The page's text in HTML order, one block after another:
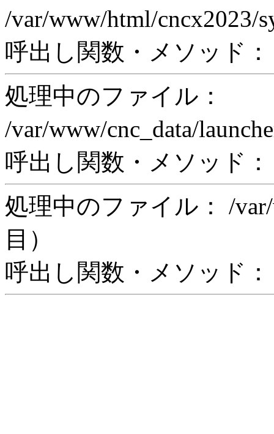
/var/www/html/cncx2023/
呼出し関数・メソッド：
処理中のファイル：
/var/www/cnc_data/
呼出し関数・メソッド：
処理中のファイル： /
目）
呼出し関数・メソッド：